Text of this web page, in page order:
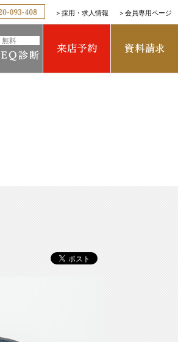
＞ 採用・求人情報 ＞ 会員専用ページ